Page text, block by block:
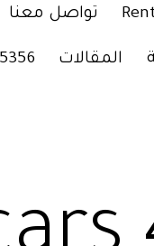
تواصل معنا
المقالات